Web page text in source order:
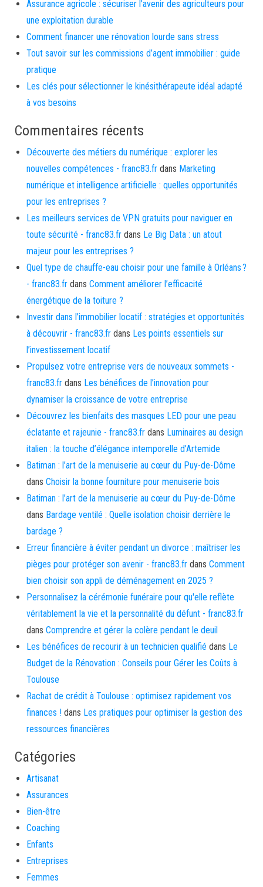
Assurance agricole : sécuriser l’avenir des agriculteurs pour
une exploitation durable
Comment financer une rénovation lourde sans stress
Tout savoir sur les commissions d’agent immobilier : guide
pratique
Les clés pour sélectionner le kinésithérapeute idéal adapté
à vos besoins
Commentaires récents
Découverte des métiers du numérique : explorer les
nouvelles compétences - franc83.fr dans Marketing
numérique et intelligence artificielle : quelles opportunités
pour les entreprises ?
Les meilleurs services de VPN gratuits pour naviguer en
toute sécurité - franc83.fr dans Le Big Data : un atout
majeur pour les entreprises ?
Quel type de chauffe-eau choisir pour une famille à Orléans ?
- franc83.fr dans Comment améliorer l’efficacité
énergétique de la toiture ?
Investir dans l’immobilier locatif : stratégies et opportunités
à découvrir - franc83.fr dans Les points essentiels sur
l’investissement locatif
Propulsez votre entreprise vers de nouveaux sommets -
franc83.fr dans Les bénéfices de l’innovation pour
dynamiser la croissance de votre entreprise
Découvrez les bienfaits des masques LED pour une peau
éclatante et rajeunie - franc83.fr dans Luminaires au design
italien : la touche d’élégance intemporelle d’Artemide
Batiman : l’art de la menuiserie au cœur du Puy-de-Dôme
dans Choisir la bonne fourniture pour menuiserie bois
Batiman : l’art de la menuiserie au cœur du Puy-de-Dôme
dans Bardage ventilé : Quelle isolation choisir derrière le
bardage ?
Erreur financière à éviter pendant un divorce : maîtriser les
pièges pour protéger son avenir - franc83.fr dans Comment
bien choisir son appli de déménagement en 2025 ?
Personnalisez la cérémonie funéraire pour qu'elle reflète
véritablement la vie et la personnalité du défunt - franc83.fr
dans Comprendre et gérer la colère pendant le deuil
Les bénéfices de recourir à un technicien qualifié dans Le
Budget de la Rénovation : Conseils pour Gérer les Coûts à
Toulouse
Rachat de crédit à Toulouse : optimisez rapidement vos
finances ! dans Les pratiques pour optimiser la gestion des
ressources financières
Catégories
Artisanat
Assurances
Bien-être
Coaching
Enfants
Entreprises
Femmes